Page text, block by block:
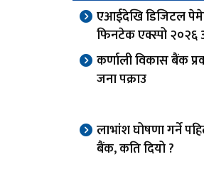
एआईदेखि डिजिटल
फिनटेक एक्स्पो २०२६
कर्णाली विकास बैंक
जना पक्राउ
लाभांश घोषणा गर्ने
बैंक, कति दियो ?